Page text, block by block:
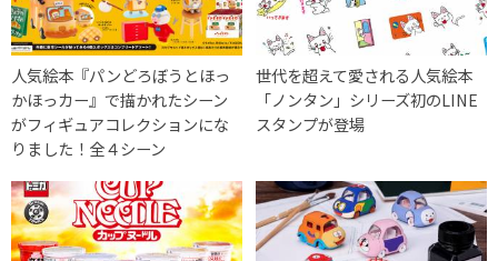
人気絵本『パンどろぼうとほっ
かほっカー』で描かれたシーン
がフィギュアコレクションにな
りました！全４シーン
世代を超えて愛される人気絵本
「ノンタン」シリーズ初のLINE
スタンプが登場